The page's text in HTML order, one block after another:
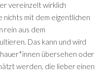
vereinzelt wirklich
mit dem eigentlichen
rein aus dem
Das kann und wird
übersehen oder
werden, die lieber einen